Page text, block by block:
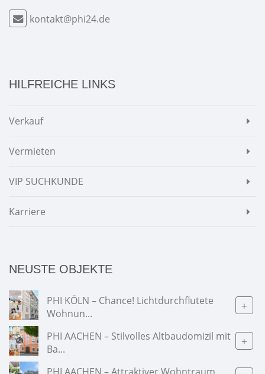
kontakt@phi24.de
HILFREICHE LINKS
Verkauf
Vermieten
VIP SUCHKUNDE
Karriere
NEUSTE OBJEKTE
PHI KÖLN – Chance! Lichtdurchflutete
Wohnun...
+
PHI AACHEN – Stilvolles Altbaudomizil mit
Ba...
+